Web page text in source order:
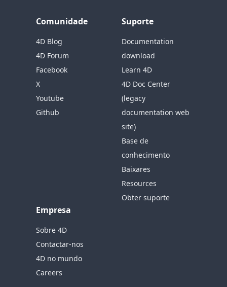
Comunidade
4D Blog
4D Forum
Facebook
X
Youtube
Github
Suporte
Documentation
download
Learn 4D
4D Doc Center
(legacy
documentation web
site)
Base de
conhecimento
Baixares
Resources
Obter suporte
Empresa
Sobre 4D
Contactar-nos
4D no mundo
Careers